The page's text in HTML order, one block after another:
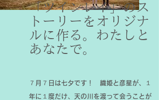
「ツインレイ」のス
トーリーをオリジナ
ルに作る。わたしと
あなたで。
７月７日は七夕です！ 織姫と彦星が、１
年に１度だけ、天の川を渡って会うことが